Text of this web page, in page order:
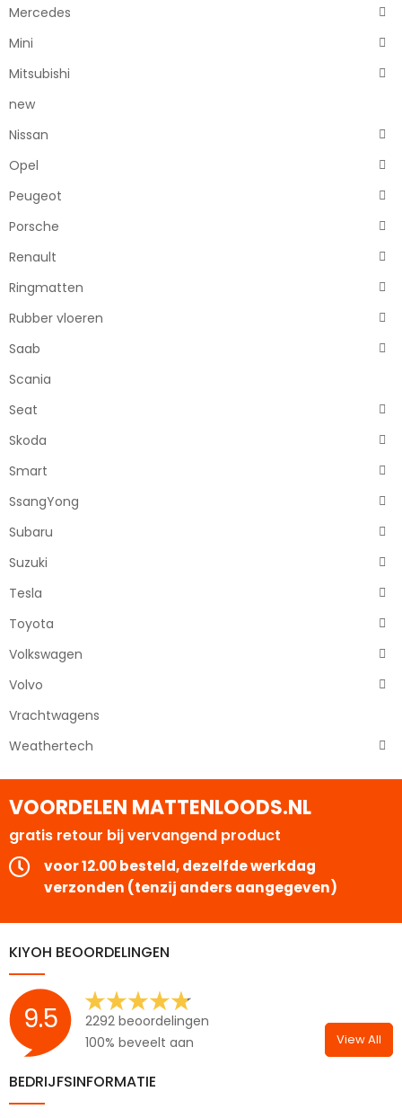
Mercedes
Mini
Mitsubishi
new
Nissan
Opel
Peugeot
Porsche
Renault
Ringmatten
Rubber vloeren
Saab
Scania
Seat
Skoda
Smart
SsangYong
Subaru
Suzuki
Tesla
Toyota
Volkswagen
Volvo
Vrachtwagens
Weathertech
VOORDELEN MATTENLOODS.NL
gratis retour bij vervangend product
voor 12.00 besteld, dezelfde werkdag
verzonden (tenzij anders aangegeven)
KIYOH BEOORDELINGEN
9.5
2292 beoordelingen
100% beveelt aan
View All
BEDRIJFSINFORMATIE